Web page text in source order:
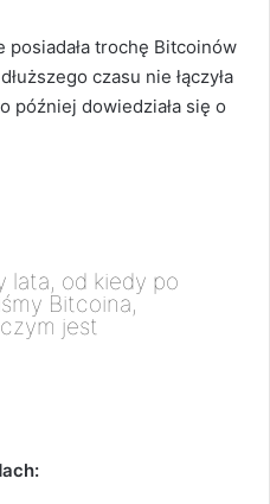
posiadała trochę Bitcoinów
czasu nie łączyła
później dowiedziała się o
lata, od kiedy po
Bitcoina,
jest